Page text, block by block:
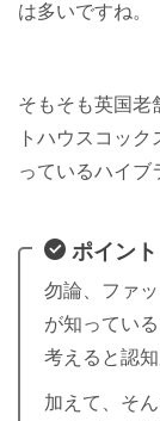
は多いですね。
そもそも英国
トハウスコッ
っているハイブ
ポイント
勿論、ファ
が知ってい
考えると認
加えて、そ